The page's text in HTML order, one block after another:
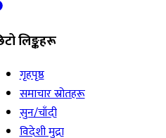
लिङ्कहरू
गृहपृष्ठ
समाचार स्रोतहरू
सुन/चाँदी
विदेशी मुद्रा